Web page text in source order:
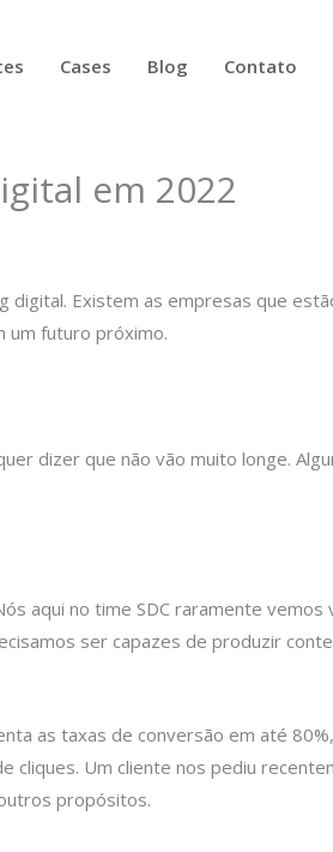
Cases Blog Contato
em 2022
Existem as empresas que
um futuro próximo.
dizer que não vão muito longe.
aqui no time SDC raramente vemos
ser capazes de produzir
as taxas de conversão em até
cliques. Um cliente nos pediu
propósitos.